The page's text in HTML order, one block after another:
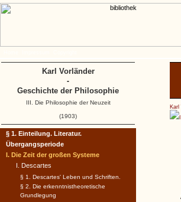
Karl
§ 1. Einteilung. Literatur.
Übergangsperiode
I. Die Zeit der großen Systeme
I. Descartes
§ 1. Descartes' Leben und Schriften.
§ 2. Die erkenntnistheoretische
Grundlegung
Karl Vorländer
-
Geschichte der Philosophie
III. Die Philosophie der Neuzeit
(1903)